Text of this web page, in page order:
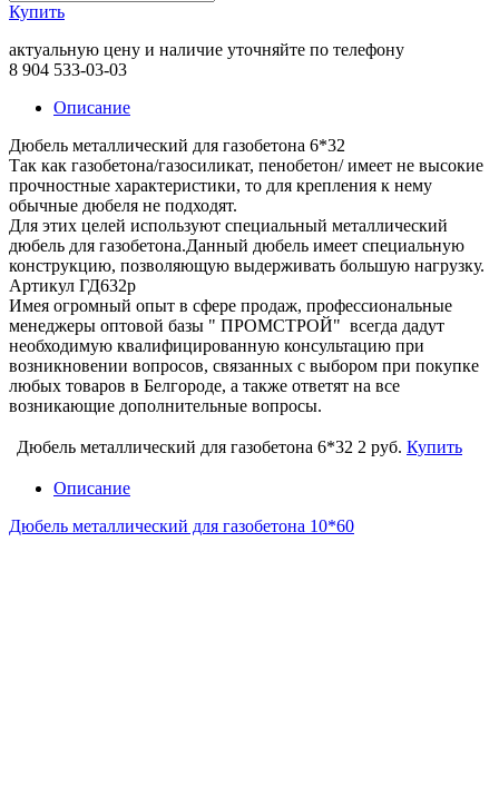
Купить
актуальную цену и наличие уточняйте по телефону
8 904 533-03-03
Описание
Дюбель металлический для газобетона 6*32
Так как газобетона/газосиликат, пенобетон/ имеет не высокие
прочностные характеристики, то для крепления к нему
обычные дюбеля не подходят.
Для этих целей используют специальный металлический
дюбель для газобетона.Данный дюбель имеет специальную
конструкцию, позволяющую выдерживать большую нагрузку.
Артикул ГД632р
Имея огромный опыт в сфере продаж, профессиональные
менеджеры оптовой базы " ПРОМСТРОЙ" всегда дадут
необходимую квалифицированную консультацию при
возникновении вопросов, связанных с выбором при покупке
любых товаров в Белгороде, а также ответят на все
возникающие дополнительные вопросы.
Дюбель металлический для газобетона 6*32 2 руб. Купить
Описание
Дюбель металлический для газобетона 10*60